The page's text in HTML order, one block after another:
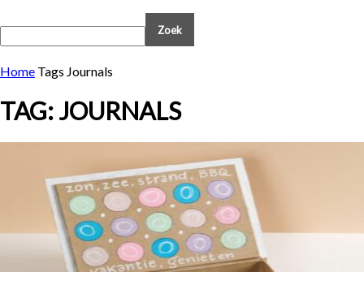
Home Tags Journals
TAG: JOURNALS